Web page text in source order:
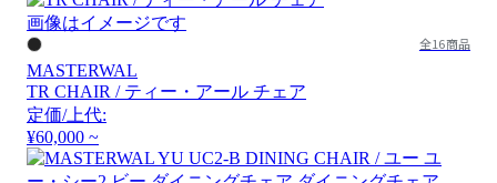
画像はイメージです
全16商品
MASTERWAL
TR CHAIR / ティー・アール チェア
定価/上代:
¥60,000 ~